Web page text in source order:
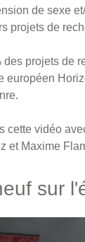
de sexe
projets de
des projets de
européen
cette vidéo
et Maxime
sur